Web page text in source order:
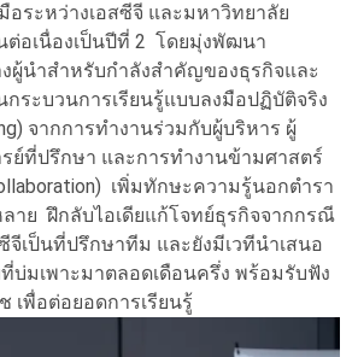
อระหว่างเอสซีจี และมหาวิทยาลัย
อเนื่องเป็นปีที่ 2 โดยมุ่งพัฒนา
ผู้นำสำหรับกำลังสำคัญของธุรกิจและ
ระบวนการเรียนรู้แบบลงมือปฏิบัติจริง
จากการทำงานร่วมกับผู้บริหาร ผู้
ย์ที่ปรึกษา และการทำงานข้ามศาสตร์
เพิ่มทักษะความรู้นอกตำรา
าย ฝึกลับไอเดียแก้โจทย์ธุรกิจจากกรณี
จีเป็นที่ปรึกษาทีม และยังมีเวทีนำเสนอ
บ่มเพาะมาตลอดเดือนครึ่ง พร้อมรับฟัง
เพื่อต่อยอดการเรียนรู้